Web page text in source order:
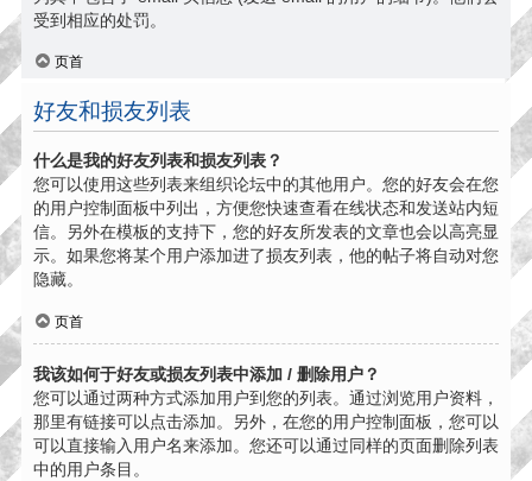
受到相应的处罚。
页首
好友和损友列表
什么是我的好友列表和损友列表？
您可以使用这些列表来组织论坛中的其他用户。您的好友会在您
的用户控制面板中列出，方便您快速查看在线状态和发送站内短
信。另外在模板的支持下，您的好友所发表的文章也会以高亮显
示。如果您将某个用户添加进了损友列表，他的帖子将自动对您
隐藏。
页首
我该如何于好友或损友列表中添加 / 删除用户？
您可以通过两种方式添加用户到您的列表。通过浏览用户资料，
那里有链接可以点击添加。另外，在您的用户控制面板，您可以
可以直接输入用户名来添加。您还可以通过同样的页面删除列表
中的用户条目。